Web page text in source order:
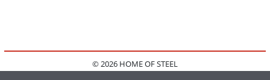
© 2026 HOME OF STEEL